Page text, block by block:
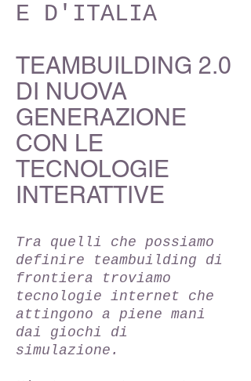
E D'ITALIA
TEAMBUILDING 2.0
DI NUOVA
GENERAZIONE
CON LE
TECNOLOGIE
INTERATTIVE
Tra quelli che possiamo
definire teambuilding di
frontiera troviamo
tecnologie internet che
attingono a piene mani
dai giochi di
simulazione.